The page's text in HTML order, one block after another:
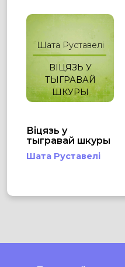
Шата Руставелі
ВІЦЯЗЬ У
ТЫГРАВАЙ
ШКУРЫ
Віцязь у
тыгравай шкуры
Шата Руставелі